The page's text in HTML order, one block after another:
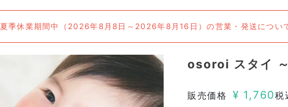
夏季休業期間中（2026年8月8日～2026年8月16日）の営業・発送につい
osoroi スタイ
販売価格 ¥ 1,760税